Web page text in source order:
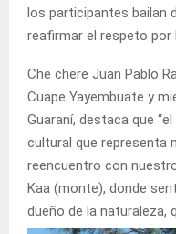
los participantes bailan
reafirmar el respeto por
Che chere Juan Pablo
Cuape Yayembuate y
Guaraní, destaca que
cultural que representa
reencuentro con
Kaa (monte), donde
dueño de la naturaleza,